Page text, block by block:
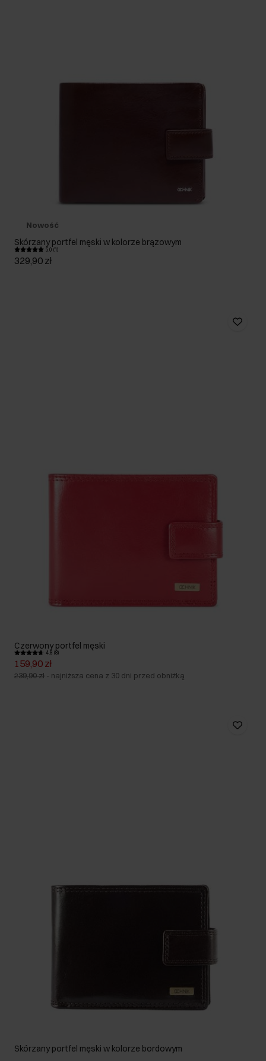
Nowość
Skórzany portfel męski w kolorze brązowym
5.0 (1)
329,90 zł
Czerwony portfel męski
4.8 (8)
159,90 zł
239,90 zł - najniższa cena z 30 dni przed obniżką
Skórzany portfel męski w kolorze bordowym